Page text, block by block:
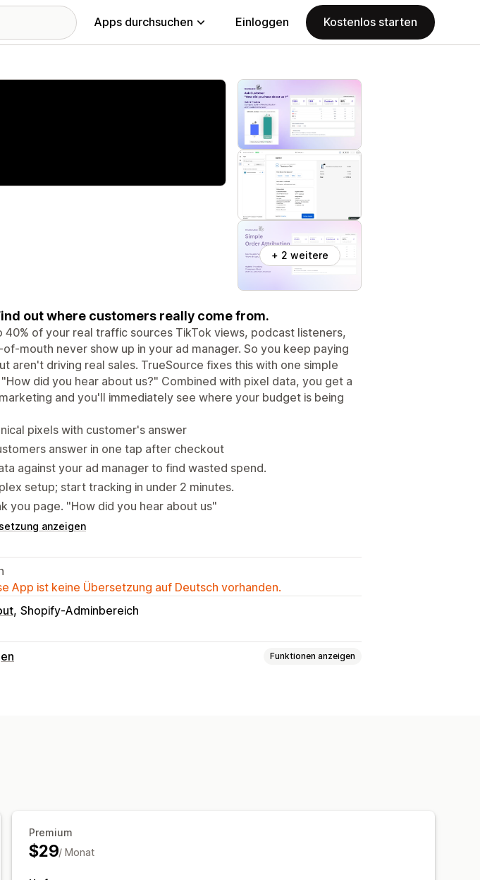
Apps durchsuchen Einloggen Kostenlos starten
+ 2 weitere
out where customers really come from.
40% of your real traffic sources TikTok views, podcast listeners,
mouth never show up in your ad manager. So you keep paying
aren't driving real sales. TrueSource fixes this with one simple
did you hear about us?" Combined with pixel data, you get a
and you'll immediately see where your budget is being
pixels with customer's answer
answer in one tap after checkout
against your ad manager to find wasted spend.
setup; start tracking in under 2 minutes.
you page. "How did you hear about us"
anzeigen
App ist keine Übersetzung auf Deutsch vorhanden.
Shopify-Adminbereich
Funktionen anzeigen
Premium
$29/ Monat